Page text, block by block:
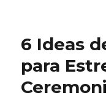
6 Ideas
para